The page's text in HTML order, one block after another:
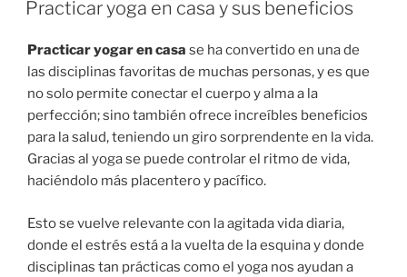
Practicar yoga en casa y sus beneficios
Practicar yogar en casa se ha convertido en una de
las disciplinas favoritas de muchas personas, y es que
no solo permite conectar el cuerpo y alma a la
perfección; sino también ofrece increíbles beneficios
para la salud, teniendo un giro sorprendente en la vida.
Gracias al yoga se puede controlar el ritmo de vida,
haciéndolo más placentero y pacífico.
Esto se vuelve relevante con la agitada vida diaria,
donde el estrés está a la vuelta de la esquina y donde
disciplinas tan prácticas como el yoga nos ayudan a